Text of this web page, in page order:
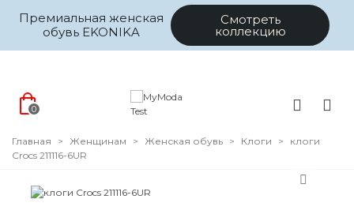
Премиальная женская
обувь EKONIKA
Смотреть
коллекцию
0
Главная > Женщинам > Женская обувь > Клоги >
клоги
Crocs 211116-6UR